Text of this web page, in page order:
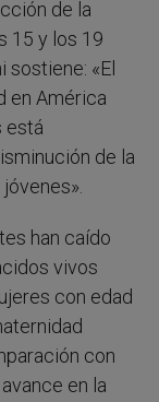
de la
15 y los 19
sostiene: «El
en América
está
de la
han caído
vivos
con edad
con
en la